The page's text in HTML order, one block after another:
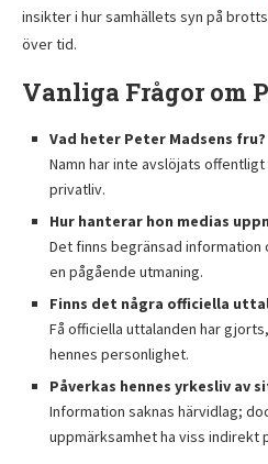
insikter i hur samhällets syn på
över tid.
Vanliga Frågor om
Vad heter Peter Madsens fru?
Namn har inte avslöjats
privatliv.
Hur hanterar hon medias
Det finns begränsad
en pågående utmaning.
Finns det några officiella
Få officiella uttalanden har
hennes personlighet.
Påverkas hennes yrkesliv av
Information saknas härvidlag;
uppmärksamhet ha viss indirekt